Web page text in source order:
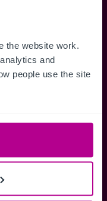
the website work.
and
people use the site
des alertes.